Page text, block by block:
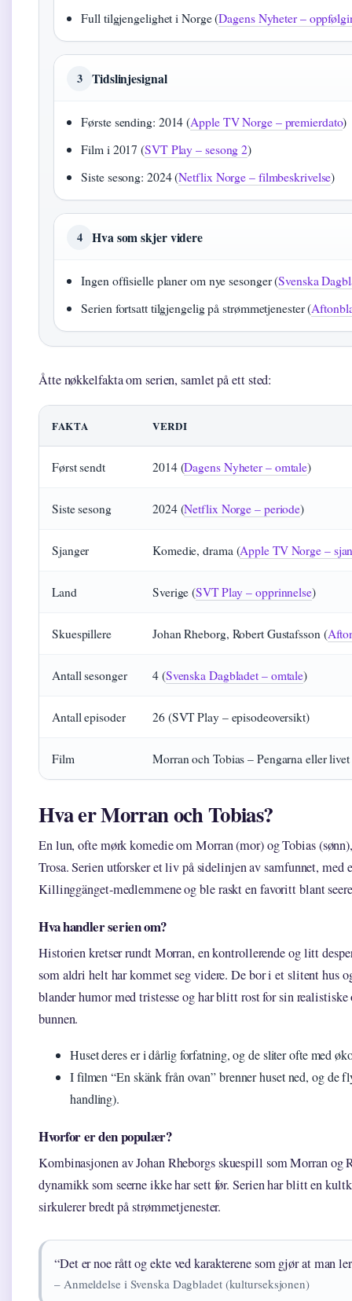
Full tilgjengelighet i Norge (Dagens Nyheter –
3 Tidslinjesignal
Første sending: 2014 (Apple TV Norge – premierdato)
Film i 2017 (SVT Play – sesong 2)
Siste sesong: 2024 (Netflix Norge – filmbeskrivelse)
4 Hva som skjer videre
Ingen offisielle planer om nye sesonger (Svenska
Serien fortsatt tilgjengelig på strømmetjenester (
Åtte nøkkelfakta om serien, samlet på ett sted:
FAKTA VERDI
Først sendt 2014 (Dagens Nyheter – omtale)
Siste sesong 2024 (Netflix Norge – periode)
Sjanger Komedie, drama (Apple TV Norge –
Land Sverige (SVT Play – opprinnelse)
Skuespillere Johan Rheborg, Robert Gustafsson (
Antall sesonger 4 (Svenska Dagbladet – omtale)
Antall episoder 26 (SVT Play – episodeoversikt)
Film Morran och Tobias – Pengarna eller
Hva er Morran och Tobias?
En lun, ofte mørk komedie om Morran (mor) og Tobias
Trosa. Serien utforsker et liv på sidelinjen av samfunnet, med
Killinggänget-medlemmene og ble raskt en favoritt blant
Hva handler serien om?
Historien kretser rundt Morran, en kontrollerende og litt
som aldri helt har kommet seg videre. De bor i et slitent hus
blander humor med tristesse og har blitt rost for sin
bunnen.
Huset deres er i dårlig forfatning, og de sliter ofte med
I filmen “En skänk från ovan” brenner huset ned, og de
handling).
Hvorfor er den populær?
Kombinasjonen av Johan Rheborgs skuespill som Morran og
dynamikk som seerne ikke har sett før. Serien har blitt en
sirkulerer bredt på strømmetjenester.
“Det er noe rått og ekte ved karakterene som gjør at man
– Anmeldelse i Svenska Dagbladet (kulturseksjonen)